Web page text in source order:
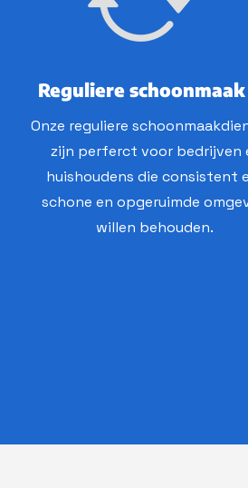
Reguliere schoonmaak
Onze reguliere
zijn perferct voor bedrijven
huishoudens die consistent
schone en opgeruimde
willen behouden.